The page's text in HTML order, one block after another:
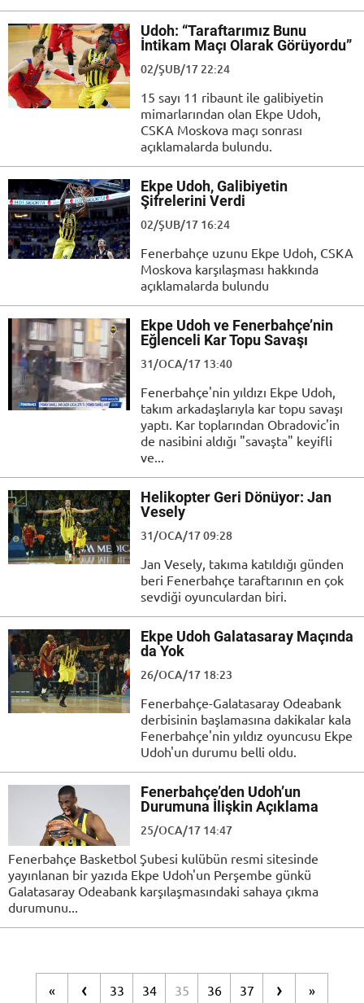
Udoh: “Taraftarımız Bunu
İntikam Maçı Olarak Görüyordu”
02/ŞUB/17 22:24
15 sayı 11 ribaunt ile galibiyetin
mimarlarından olan Ekpe Udoh,
CSKA Moskova maçı sonrası
açıklamalarda bulundu.
Ekpe Udoh, Galibiyetin
Şifrelerini Verdi
02/ŞUB/17 16:24
Fenerbahçe uzunu Ekpe Udoh, CSKA
Moskova karşılaşması hakkında
açıklamalarda bulundu
Ekpe Udoh ve Fenerbahçe’nin
Eğlenceli Kar Topu Savaşı
31/OCA/17 13:40
Fenerbahçe'nin yıldızı Ekpe Udoh,
takım arkadaşlarıyla kar topu savaşı
yaptı. Kar toplarından Obradovic'in
de nasibini aldığı "savaşta" keyifli
ve...
Helikopter Geri Dönüyor: Jan
Vesely
31/OCA/17 09:28
Jan Vesely, takıma katıldığı günden
beri Fenerbahçe taraftarının en çok
sevdiği oyunculardan biri.
Ekpe Udoh Galatasaray Maçında
da Yok
26/OCA/17 18:23
Fenerbahçe-Galatasaray Odeabank
derbisinin başlamasına dakikalar kala
Fenerbahçe'nin yıldız oyuncusu Ekpe
Udoh'un durumu belli oldu.
Fenerbahçe’den Udoh’un
Durumuna İlişkin Açıklama
25/OCA/17 14:47
Fenerbahçe Basketbol Şubesi kulübün resmi sitesinde
yayınlanan bir yazıda Ekpe Udoh'un Perşembe günkü
Galatasaray Odeabank karşılaşmasındaki sahaya çıkma
durumunu...
« ‹ 33 34 35 36 37 › »